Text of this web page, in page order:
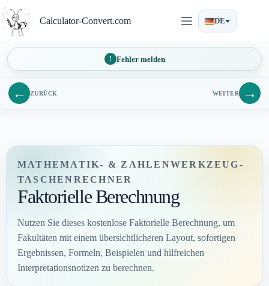
Inhalt
springen
Calculator-Convert.com DE
Fehler melden
← ZURÜCK WEITER →
MATHEMATIK- & ZAHLENWERKZEUG-
TASCHENRECHNER
Faktorielle Berechnung
Nutzen Sie dieses kostenlose Faktorielle Berechnung, um
Fakultäten mit einem übersichtlicheren Layout, sofortigen
Ergebnissen, Formeln, Beispielen und hilfreichen
Interpretationsnotizen zu berechnen.